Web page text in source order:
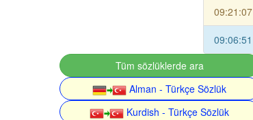
09:21:07
09:06:51
Tüm sözlüklerde ara
Alman - Türkçe Sözlük
Kurdish - Türkçe Sözlük